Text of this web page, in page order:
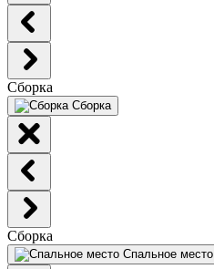
Сборка
Сборка
Сборка
Спальное место